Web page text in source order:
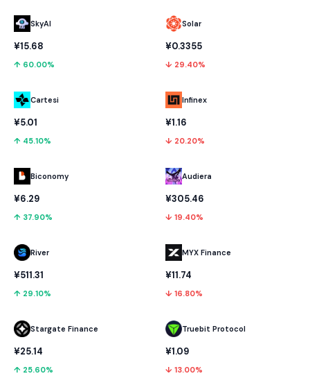
SkyAI
¥15.68
↑ 60.00%
Cartesi
¥5.01
↑ 45.10%
Biconomy
¥6.29
↑ 37.90%
River
¥511.31
↑ 29.10%
Stargate Finance
¥25.14
↑ 25.60%
Solar
¥0.3355
↓ 29.40%
Infinex
¥1.16
↓ 20.20%
Audiera
¥305.46
↓ 19.40%
MYX Finance
¥11.74
↓ 16.80%
Truebit Protocol
¥1.09
↓ 13.00%